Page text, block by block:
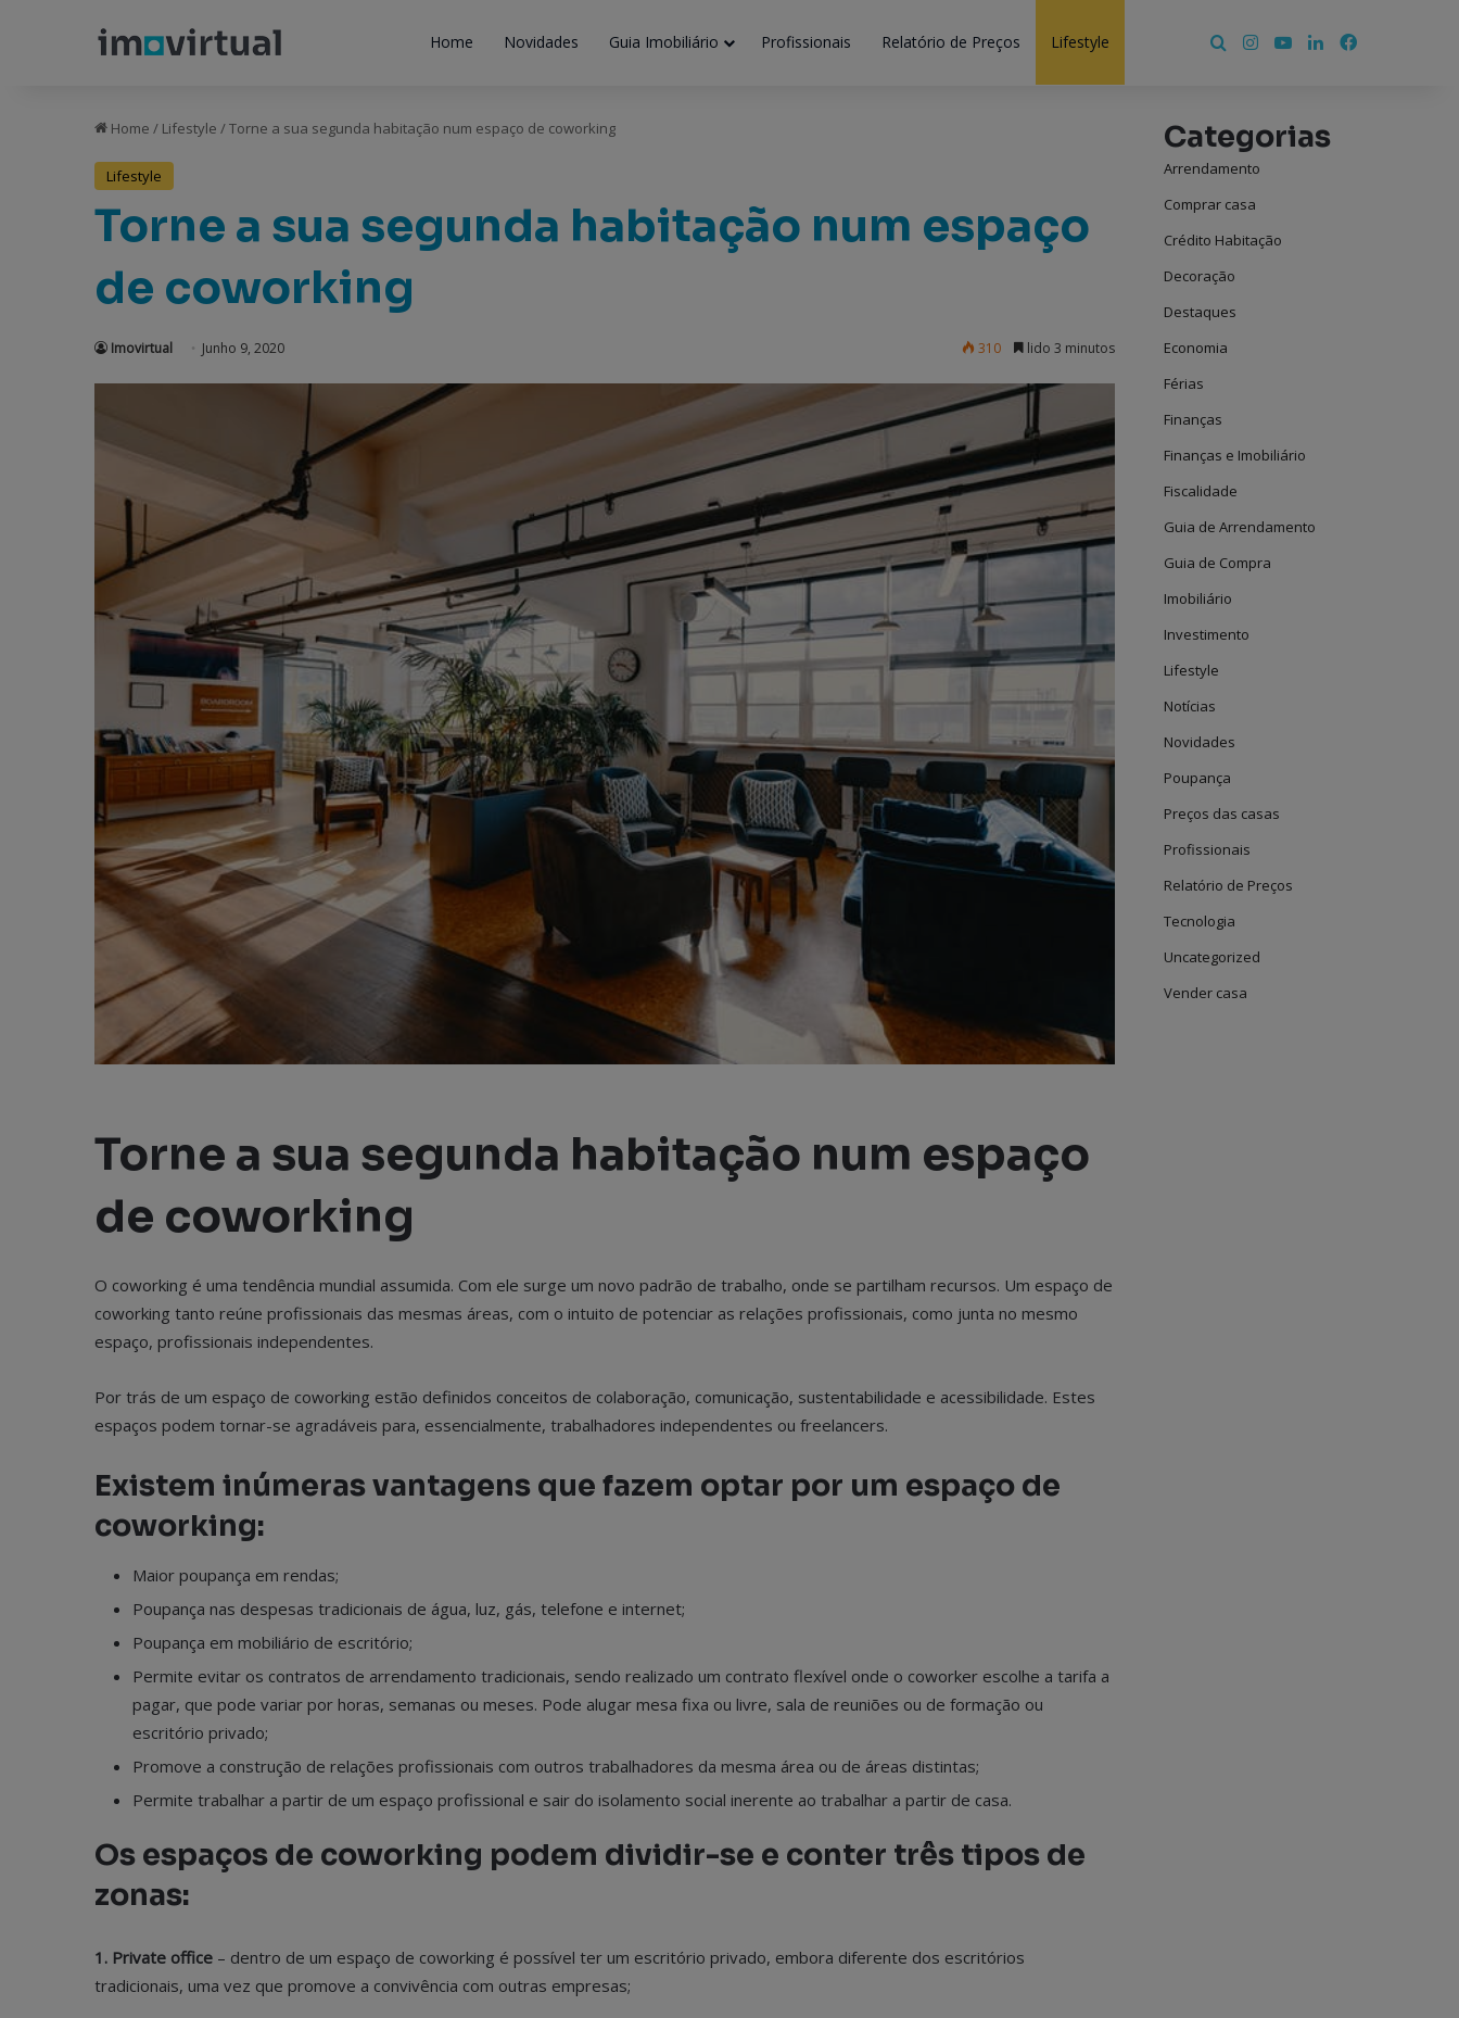
Home Novidades Guia Imobiliário Profissionais Relatório de Preços Lifestyle Pesquisar por
Instagram
YouTubeLinkedIn
Home / Lifestyle /Torne a sua segunda habitação num espaço de coworking
Lifestyle
Torne a sua segunda habitação num espaço
de coworking
Imovirtual Junho 9, 2020 310 lido 3 minutos
Torne a sua segunda habitação num espaço
de coworking
O coworking é uma tendência mundial assumida. Com ele surge um novo padrão de trabalho, onde se partilham recursos. Um espaço de
coworking tanto reúne profissionais das mesmas áreas, com o intuito de potenciar as relações profissionais, como junta no mesmo
espaço, profissionais independentes.
Por trás de um espaço de coworking estão definidos conceitos de colaboração, comunicação, sustentabilidade e acessibilidade. Estes
espaços podem tornar-se agradáveis para, essencialmente, trabalhadores independentes ou freelancers.
Existem inúmeras vantagens que fazem optar por um espaço de
coworking:
Maior poupança em rendas;
Poupança nas despesas tradicionais de água, luz, gás, telefone e internet;
Poupança em mobiliário de escritório;
Permite evitar os contratos de arrendamento tradicionais, sendo realizado um contrato flexível onde o coworker escolhe a tarifa a
pagar, que pode variar por horas, semanas ou meses. Pode alugar mesa fixa ou livre, sala de reuniões ou de formação ou
escritório privado;
Promove a construção de relações profissionais com outros trabalhadores da mesma área ou de áreas distintas;
Permite trabalhar a partir de um espaço profissional e sair do isolamento social inerente ao trabalhar a partir de casa.
Os espaços de coworking podem dividir-se e conter três tipos de
zonas:
1. Private office – dentro de um espaço de coworking é possível ter um escritório privado, embora diferente dos escritórios
tradicionais, uma vez que promove a convivência com outras empresas;
Categorias
Arrendamento
Comprar casa
Crédito Habitação
Decoração
Destaques
Economia
Férias
Finanças
Finanças e Imobiliário
Fiscalidade
Guia de Arrendamento
Guia de Compra
Imobiliário
Investimento
Lifestyle
Notícias
Novidades
Poupança
Preços das casas
Profissionais
Relatório de Preços
Tecnologia
Uncategorized
Vender casa